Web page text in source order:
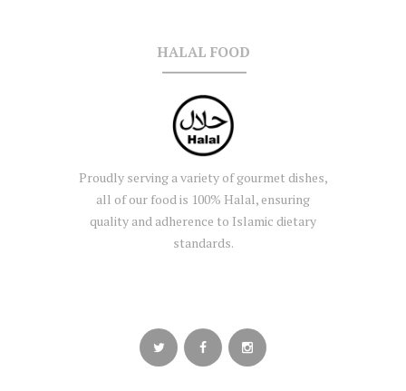
HALAL FOOD
Proudly serving a variety of gourmet dishes,
all of our food is 100% Halal, ensuring
quality and adherence to Islamic dietary
standards.